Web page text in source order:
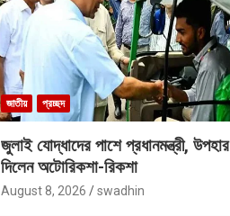
জাতীয় প্রচ্ছদ
জুলাই যোদ্ধাদের পাশে প্রধানমন্ত্রী, উপহার
দিলেন অটোরিকশা-রিকশা
August 8, 2026 swadhin